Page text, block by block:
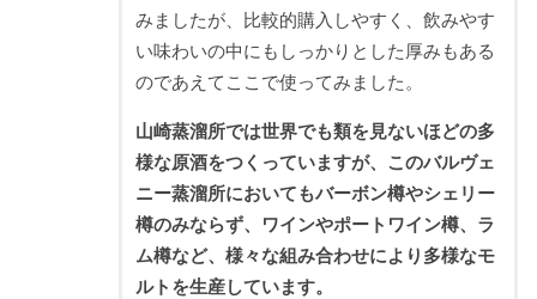
みましたが、比較的購入しやすく、飲みやす
い味わいの中にもしっかりとした厚みもある
のであえてここで使ってみました。
山崎蒸溜所では世界でも類を見ないほどの多
様な原酒をつくっていますが、このバルヴェ
ニー蒸溜所においてもバーボン樽やシェリー
樽のみならず、ワインやポートワイン樽、ラ
ム樽など、様々な組み合わせにより多様なモ
ルトを生産しています。